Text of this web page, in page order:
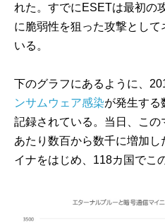
れた。すでにESETは最初の
に脆弱性を狙った攻撃とし
いる。
下のグラフにあるように、
ンサムウェア感染が発生する
記録されている。当日、この
あたり数百から数千に増加
イナをはじめ、118カ国でこ